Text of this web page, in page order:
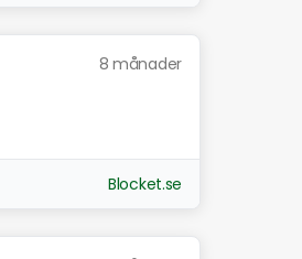
8 månader
Blocket.se